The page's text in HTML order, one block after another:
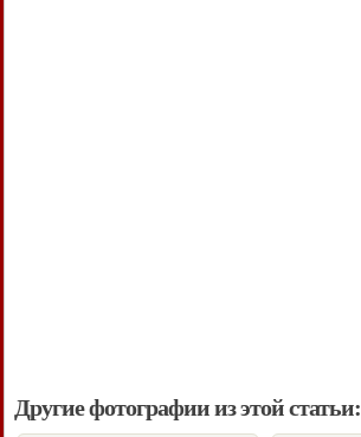
Другие фотографии из этой статьи: